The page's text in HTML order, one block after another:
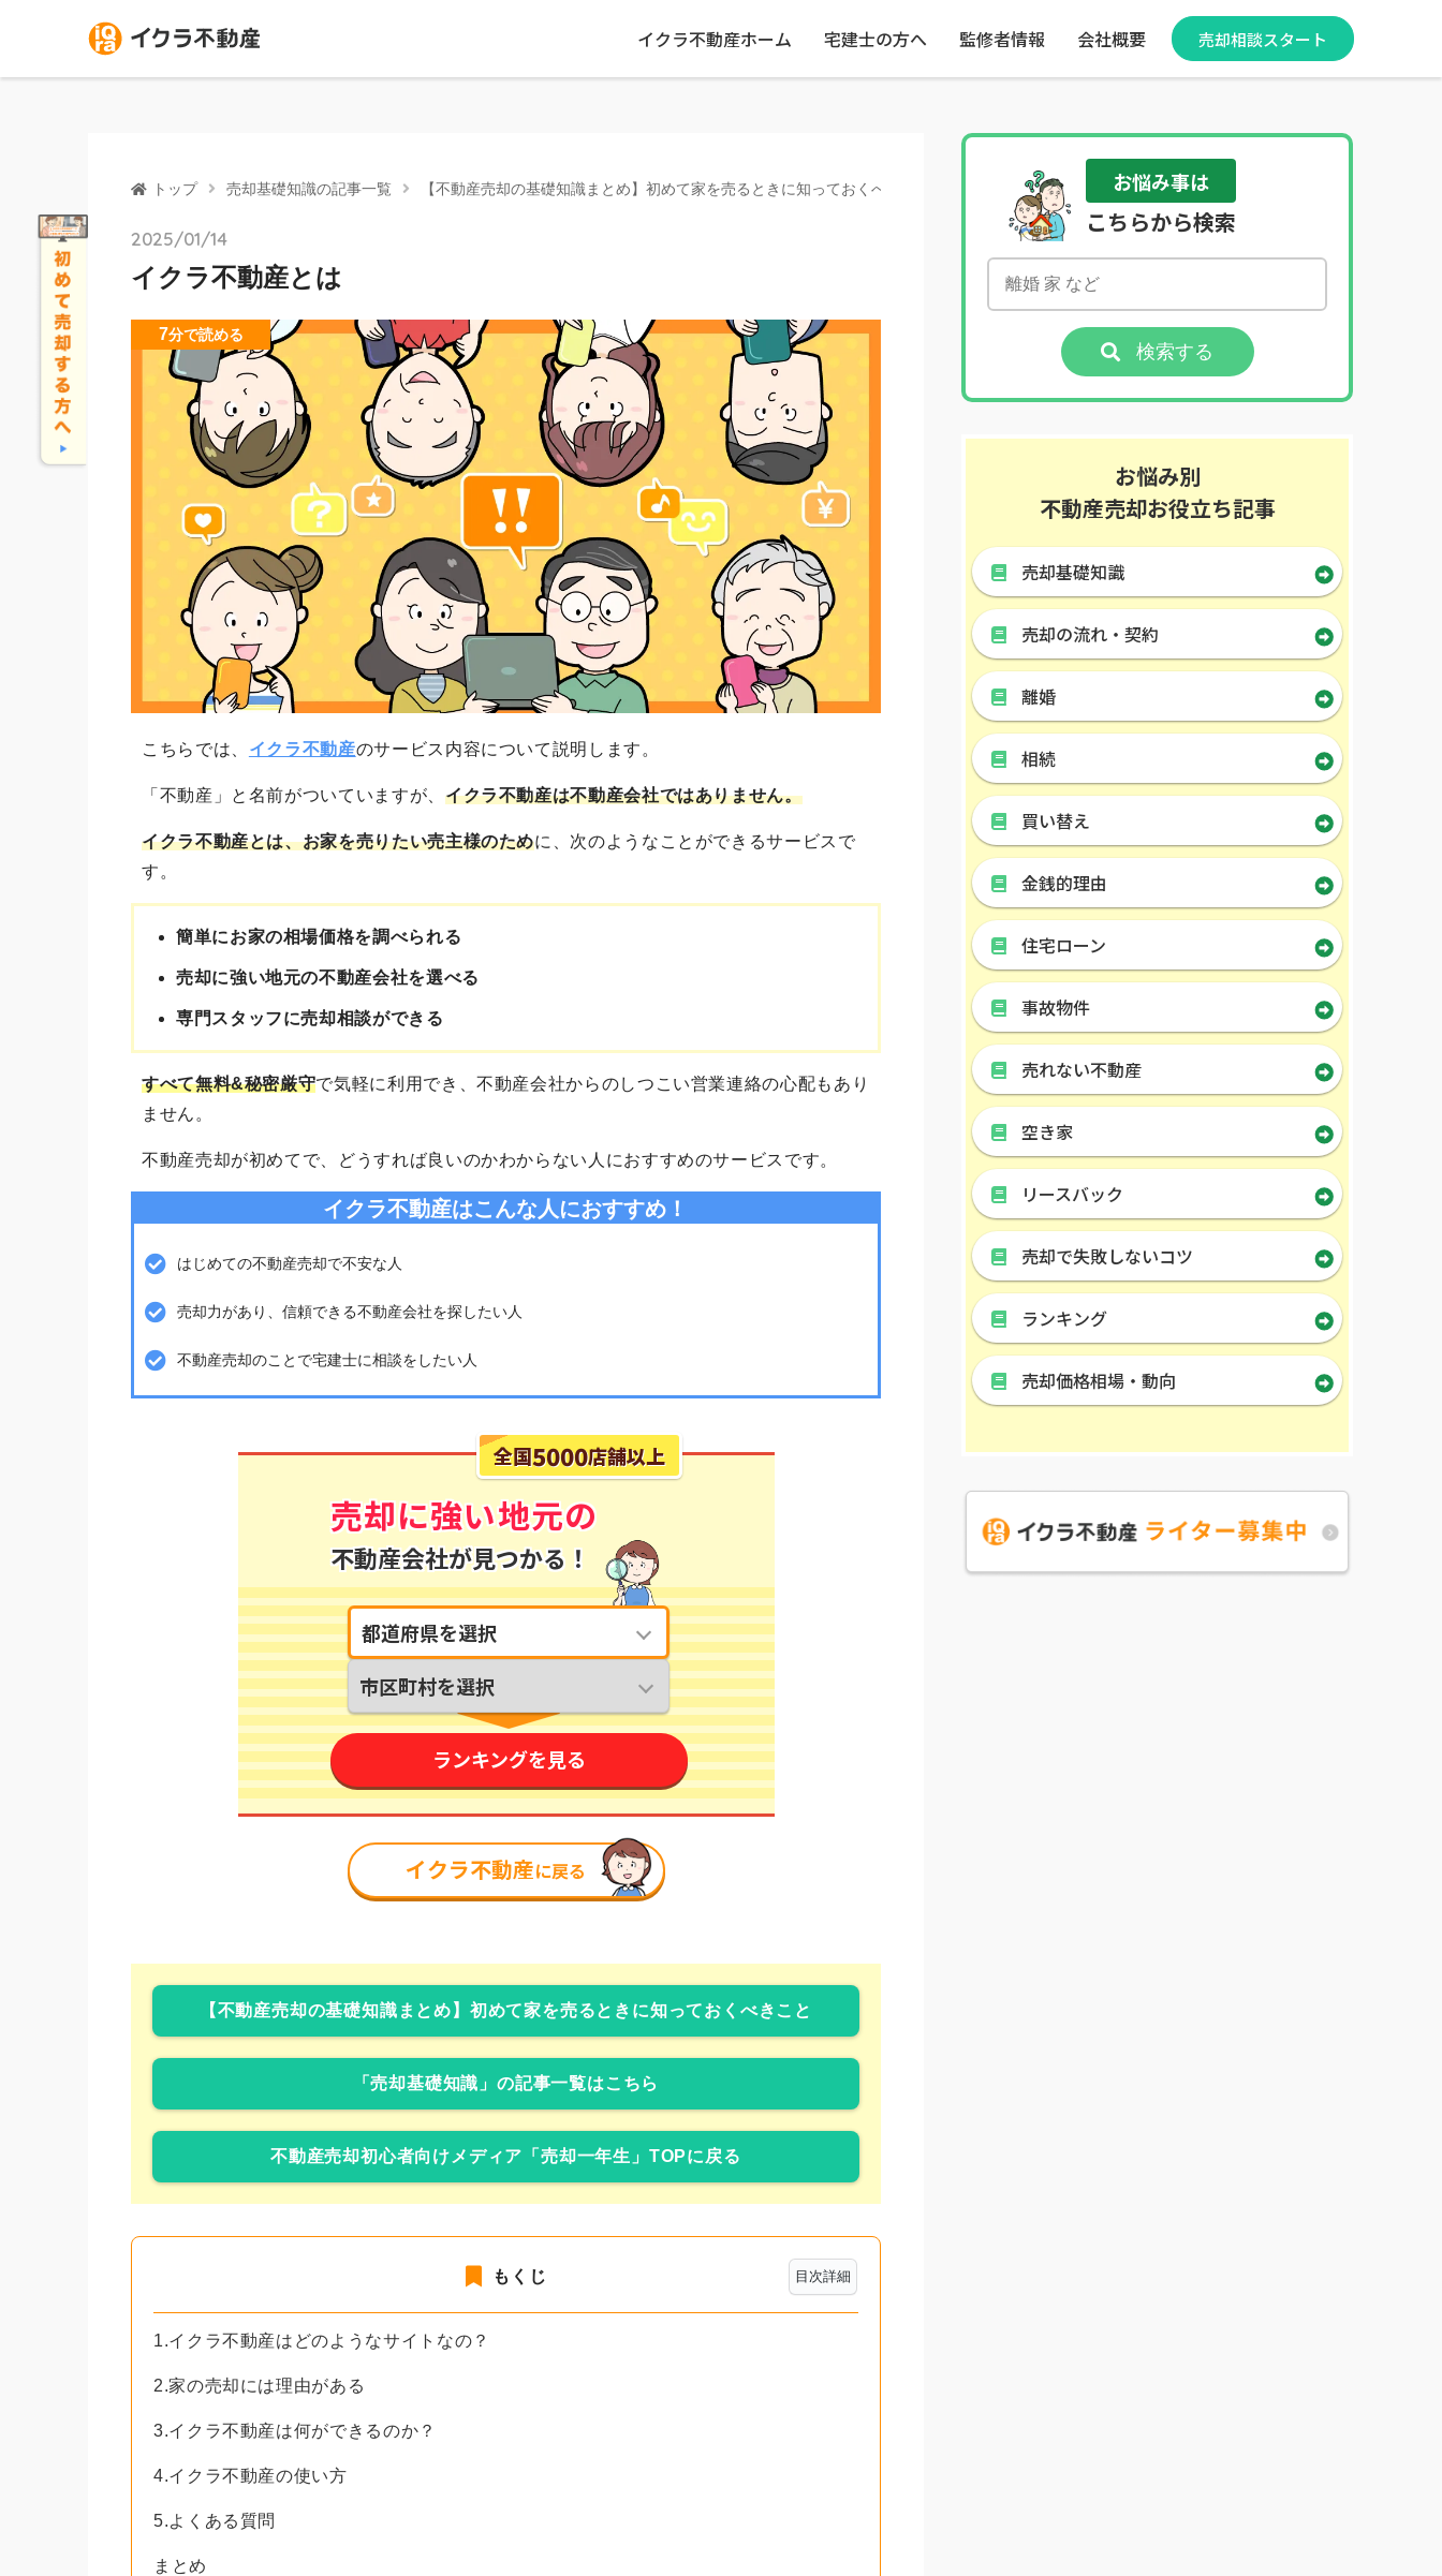
イクラ不動産ホーム 宅建士の方へ 監修者情報 会社概要 売却相談スタート
トップ 売却基礎知識の記事一覧 【不動産売却の基礎知識まとめ】初めて家を売るときに知っておくべきこと
2025/01/14
イクラ不動産とは
7分で読める
こちらでは、 イクラ不動産のサービス内容について説明します。
「不動産」と名前がついていますが、 イクラ不動産は不動産会社ではありません。
イクラ不動産とは、お家を売りたい売主様のために、次のようなことができるサービスで
す。
簡単にお家の相場価格を調べられる
売却に強い地元の不動産会社を選べる
専門スタッフに売却相談ができる
すべて無料&秘密厳守で気軽に利用でき、不動産会社からのしつこい営業連絡の心配もあり
ません。
不動産売却が初めてで、どうすれば良いのかわからない人におすすめのサービスです。
イクラ不動産はこんな人におすすめ！
はじめての不動産売却で不安な人
売却力があり、信頼できる不動産会社を探したい人
不動産売却のことで宅建士に相談をしたい人
【不動産売却の基礎知識まとめ】初めて家を売るときに知っておくべきこと
「売却基礎知識」の記事一覧はこちら
不動産売却初心者向けメディア「売却一年生」TOPに戻る
目次詳細
もくじ
1.イクラ不動産はどのようなサイトなの？
2.家の売却には理由がある
3.イクラ不動産は何ができるのか？
4.イクラ不動産の使い方
5.よくある質問
まとめ
お悩み事は
こちらから検索
検索する
お悩み別
不動産売却お役立ち記事
売却基礎知識
売却の流れ・契約
離婚
相続
買い替え
金銭的理由
住宅ローン
事故物件
売れない不動産
空き家
リースバック
売却で失敗しないコツ
ランキング
売却価格相場・動向